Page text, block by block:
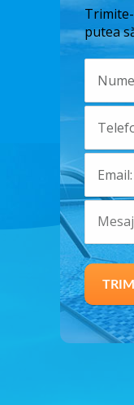
putea